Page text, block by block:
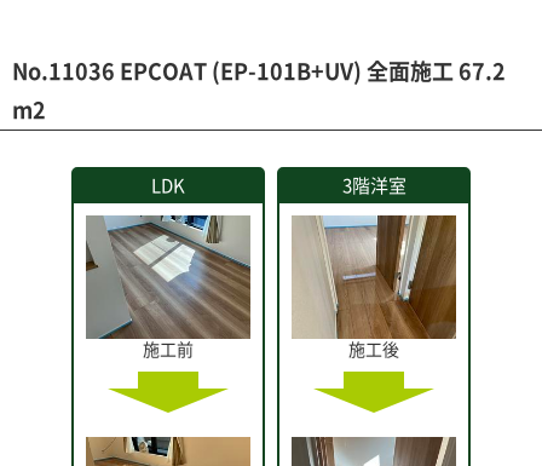
No.11036 EPCOAT (EP-101B+UV) 全面施工 67.2
m2
LDK
施工前
3階洋室
施工後